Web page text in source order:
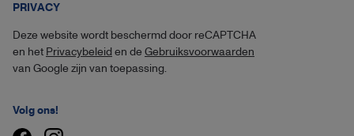
PRIVACY
Deze website wordt beschermd door reCAPTCHA
en het Privacybeleid en de Gebruiksvoorwaarden
van Google zijn van toepassing.
Volg ons!